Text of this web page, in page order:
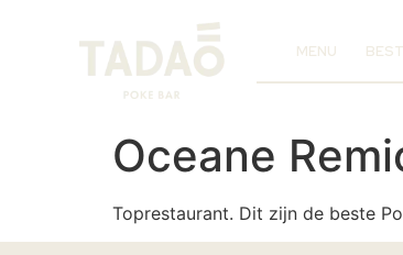
MENU
Oceane
Toprestaurant. Dit zijn de beste